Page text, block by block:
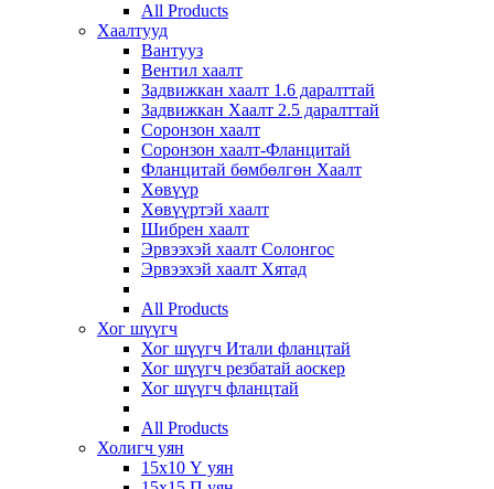
All Products
Хаалтууд
Вантууз
Вентил хаалт
Задвижкан хаалт 1.6 даралттай
Задвижкан Хаалт 2.5 даралттай
Соронзон хаалт
Соронзон хаалт-Фланцитай
Фланцитай бөмбөлгөн Хаалт
Хөвүүр
Хөвүүртэй хаалт
Шибрен хаалт
Эрвээхэй хаалт Солонгос
Эрвээхэй хаалт Хятад
All Products
Хог шүүгч
Хог шүүгч Итали фланцтай
Хог шүүгч резбатай аоскер
Хог шүүгч фланцтай
All Products
Холигч уян
15х10 Ү уян